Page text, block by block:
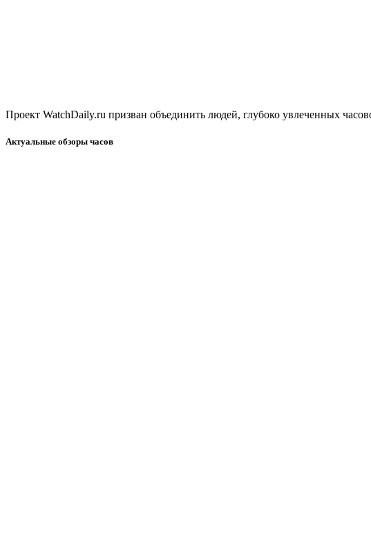
Проект WatchDaily.ru призван объединить людей, глубоко увлеченных
Актуальные обзоры часов